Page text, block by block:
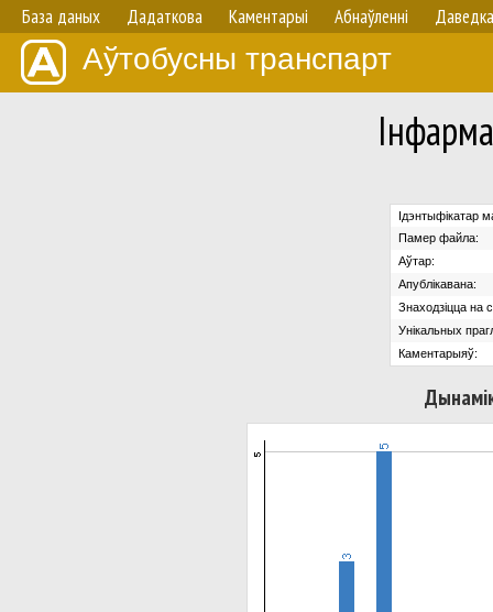
База даных Дадаткова Каментарыі Абнаўленнi Даведка
Аўтобусны транспарт
Ідэнтыфікатар
Памер файла:
Аўтар:
Апублікавана:
Знаходзіцца на
Унікальных
Каментарыяў: